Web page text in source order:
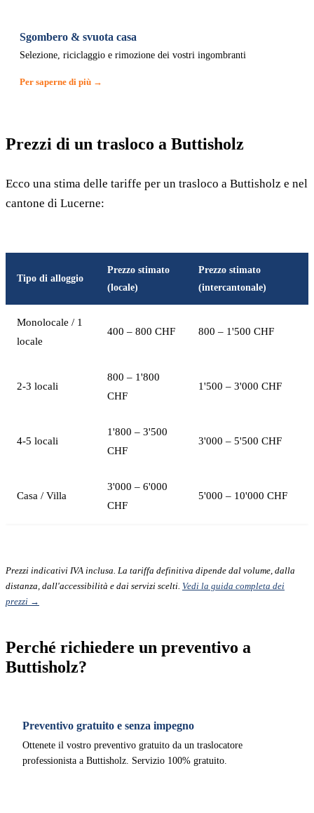
Sgombero & svuota casa
Selezione, riciclaggio e rimozione dei vostri ingombranti
Per saperne di più →
Prezzi di un trasloco a Buttisholz
Ecco una stima delle tariffe per un trasloco a Buttisholz e nel
cantone di Lucerne:
Tipo di alloggio
Prezzo stimato
(locale)
Prezzo stimato
(intercantonale)
Monolocale / 1
locale
400 – 800 CHF 800 – 1'500 CHF
2-3 locali
800 – 1'800
CHF
1'500 – 3'000 CHF
4-5 locali
1'800 – 3'500
CHF
3'000 – 5'500 CHF
Casa / Villa
3'000 – 6'000
CHF
5'000 – 10'000 CHF
Prezzi indicativi IVA inclusa. La tariffa definitiva dipende dal volume, dalla
distanza, dall'accessibilità e dai servizi scelti. Vedi la guida completa dei
prezzi →
Perché richiedere un preventivo a
Buttisholz?
Preventivo gratuito e senza impegno
Ottenete il vostro preventivo gratuito da un traslocatore
professionista a Buttisholz. Servizio 100% gratuito.